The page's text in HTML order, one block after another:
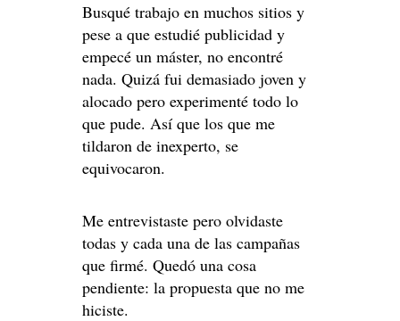
Busqué trabajo en muchos sitios y
pese a que estudié publicidad y
empecé un máster, no encontré
nada. Quizá fui demasiado joven y
alocado pero experimenté todo lo
que pude. Así que los que me
tildaron de inexperto, se
equivocaron.
Me entrevistaste pero olvidaste
todas y cada una de las campañas
que firmé. Quedó una cosa
pendiente: la propuesta que no me
hiciste.